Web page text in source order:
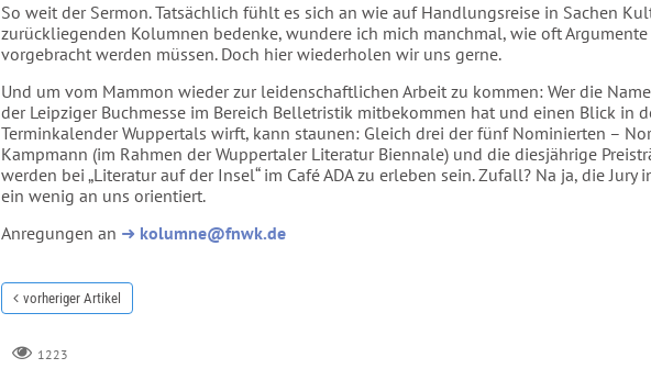
So weit der Sermon. Tatsächlich fühlt es sich an wie auf Handlungsreise in Sachen
zurückliegenden Kolumnen bedenke, wundere ich mich manchmal, wie oft
vorgebracht werden müssen. Doch hier wiederholen wir uns gerne.
Und um vom Mammon wieder zur leidenschaftlichen Arbeit zu kommen: Wer die
der Leipziger Buchmesse im Bereich Belletristik mitbekommen hat und einen Blick in
Terminkalender Wuppertals wirft, kann staunen: Gleich drei der fünf Nominierten –
Kampmann (im Rahmen der Wuppertaler Literatur Biennale) und die diesjährige
werden bei „Literatur auf der Insel“ im Café ADA zu erleben sein. Zufall? Na ja, die Jury
ein wenig an uns orientiert.
Anregungen an ➜ kolumne@fnwk.de
vorheriger Artikel
1223